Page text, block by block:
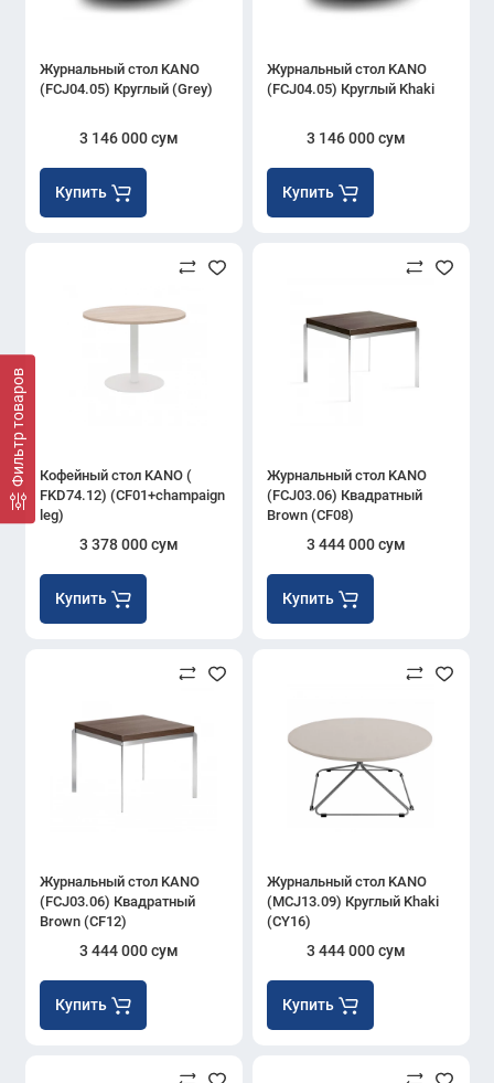
Фильтр товаров
Журнальный стол KANO
(FCJ04.05) Круглый (Grey)
3 146 000 сум
Купить
Журнальный стол KANO
(FCJ04.05) Круглый Khaki
3 146 000 сум
Купить
Кофейный стол KANO (
FKD74.12) (CF01+champaign
leg)
3 378 000 сум
Купить
Журнальный стол KANO
(FCJ03.06) Квадратный
Brown (CF08)
3 444 000 сум
Купить
Журнальный стол KANO
(FCJ03.06) Квадратный
Brown (CF12)
3 444 000 сум
Купить
Журнальный стол KANO
(MCJ13.09) Круглый Khaki
(CY16)
3 444 000 сум
Купить